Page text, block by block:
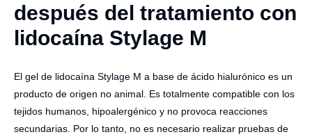
después del tratamiento con
lidocaína Stylage M
El gel de lidocaína Stylage M a base de ácido hialurónico es un
producto de origen no animal. Es totalmente compatible con los
tejidos humanos, hipoalergénico y no provoca reacciones
secundarias. Por lo tanto, no es necesario realizar pruebas de